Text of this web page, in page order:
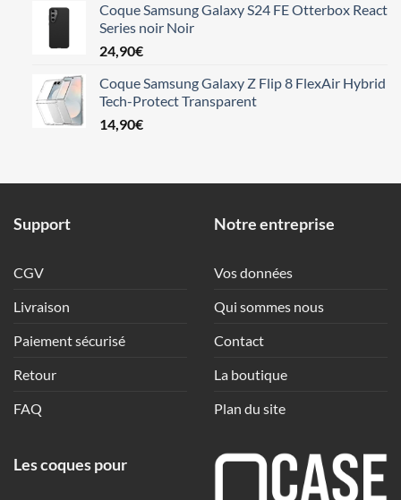
Coque Samsung Galaxy S24 FE Otterbox React
Series noir Noir
24,90€
Coque Samsung Galaxy Z Flip 8 FlexAir Hybrid
Tech-Protect Transparent
14,90€
Support
CGV
Livraison
Paiement sécurisé
Retour
FAQ
Notre entreprise
Vos données
Qui sommes nous
Contact
La boutique
Plan du site
Les coques pour